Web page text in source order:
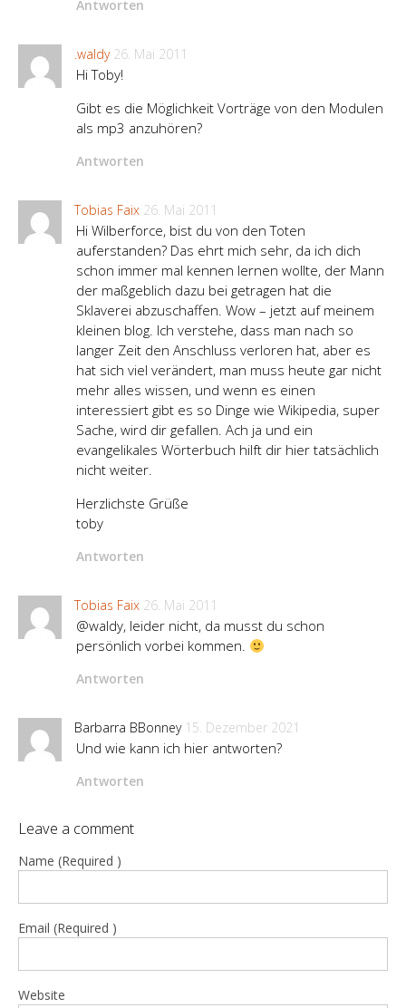
Antworten
.waldy 26. Mai 2011
Hi Toby!
Gibt es die Möglichkeit Vorträge von den Modulen
als mp3 anzuhören?
Antworten
Tobias Faix 26. Mai 2011
Hi Wilberforce, bist du von den Toten
auferstanden? Das ehrt mich sehr, da ich dich
schon immer mal kennen lernen wollte, der Mann
der maßgeblich dazu bei getragen hat die
Sklaverei abzuschaffen. Wow – jetzt auf meinem
kleinen blog. Ich verstehe, dass man nach so
langer Zeit den Anschluss verloren hat, aber es
hat sich viel verändert, man muss heute gar nicht
mehr alles wissen, und wenn es einen
interessiert gibt es so Dinge wie Wikipedia, super
Sache, wird dir gefallen. Ach ja und ein
evangelikales Wörterbuch hilft dir hier tatsächlich
nicht weiter.
Herzlichste Grüße
toby
Antworten
Tobias Faix 26. Mai 2011
@waldy, leider nicht, da musst du schon
persönlich vorbei kommen.
Antworten
Barbarra BBonney 15. Dezember 2021
Und wie kann ich hier antworten?
Antworten
Leave a comment
Name (Required )
Email (Required )
Website